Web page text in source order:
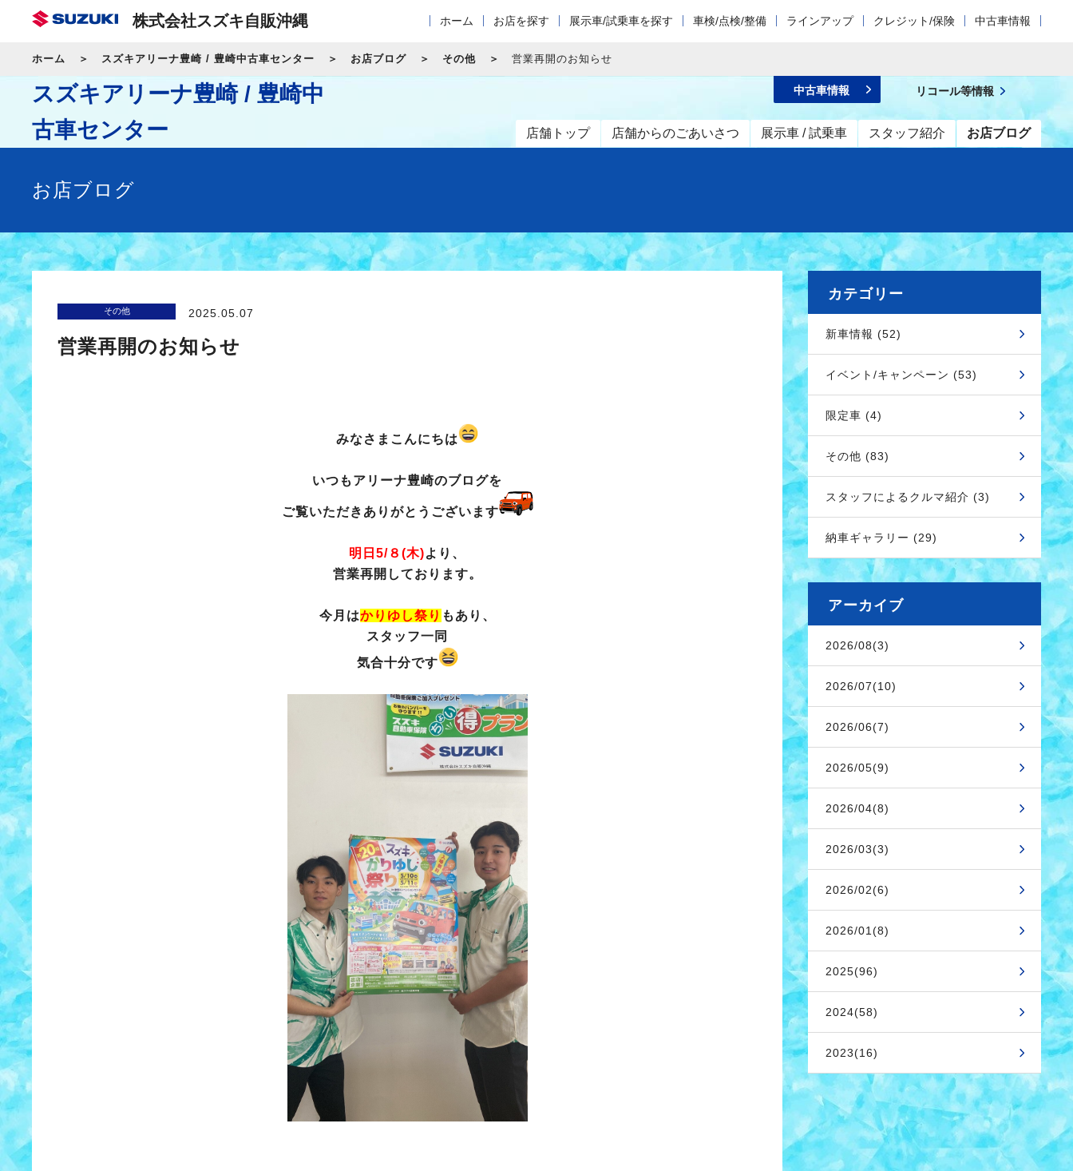
株式会社スズキ自販沖縄 ホーム お店を探す 展示車/試乗車を探す 車検/点検/整備 ラインアップ クレジット/保険 中古車情報
ホーム スズキアリーナ豊崎 / 豊崎中古車センター お店ブログ その他 営業再開のお知らせ
スズキアリーナ豊崎 / 豊崎中
古車センター
店舗トップ 店舗からのごあいさつ 展示車 / 試乗車 スタッフ紹介 お店ブログ
中古車情報 リコール等情報
お店ブログ
その他 2025.05.07
営業再開のお知らせ
みなさまこんにちは
いつもアリーナ豊崎のブログを
ご覧いただきありがとうございます
明日5/８(木)より、
営業再開しております。
今月はかりゆし祭り もあり、
スタッフ一同
気合十分です
カテゴリー
新車情報 (52)
イベント/キャンペーン (53)
限定車 (4)
その他 (83)
スタッフによるクルマ紹介 (3)
納車ギャラリー (29)
アーカイブ
2026/08(3)
2026/07(10)
2026/06(7)
2026/05(9)
2026/04(8)
2026/03(3)
2026/02(6)
2026/01(8)
2025(96)
2024(58)
2023(16)